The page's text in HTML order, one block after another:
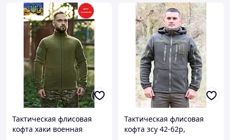
Тактическая флисовая
кофта хаки военная
Тактическая флисовая
кофта зсу 42-62р,